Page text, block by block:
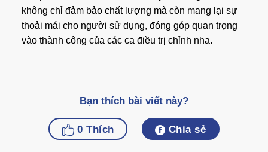
không chỉ đảm bảo chất lượng mà còn mang lại sự
thoải mái cho người sử dụng, đóng góp quan trọng
vào thành công của các ca điều trị chỉnh nha.
Bạn thích bài viết này?
0Thích Chia sẻ